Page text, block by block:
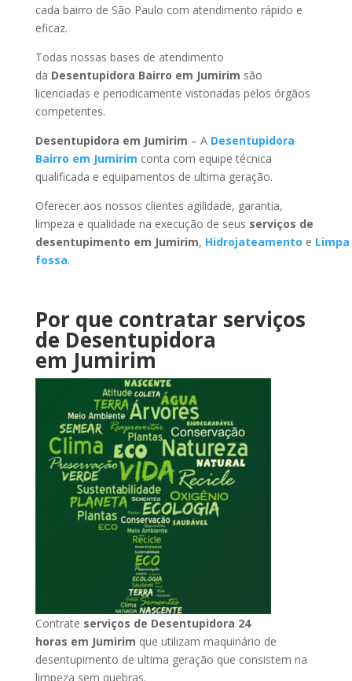
cada bairro de São Paulo com atendimento rápido e
eficaz.
Todas nossas bases de atendimento
da Desentupidora Bairro em Jumirim são
licenciadas e periodicamente vistoriadas pelos órgãos
competentes.
Desentupidora em Jumirim – A Desentupidora
Bairro em Jumirim conta com equipe técnica
qualificada e equipamentos de ultima geração.
Oferecer aos nossos clientes agilidade, garantia,
limpeza e qualidade na execução de seus serviços de
desentupimento em Jumirim, Hidrojateamento e Limpa
fossa.
Por que contratar serviços
de Desentupidora
em Jumirim
Contrate serviços de Desentupidora 24
horas em Jumirim que utilizam maquinário de
desentupimento de ultima geração que consistem na
limpeza sem quebras.